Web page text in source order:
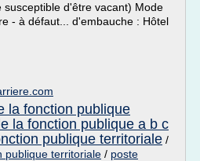
susceptible d'être vacant) Mode
- à défaut... d'embauche : Hôtel
la fonction publique
la fonction publique a b c
publique territoriale /
publique territoriale / poste